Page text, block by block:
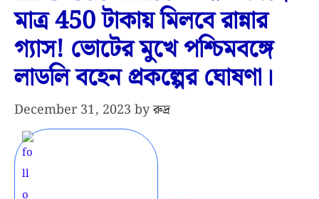
মাত্র 450 টাকায় মিলবে রান্নার
গ্যাস! ভোটের মুখে পশ্চিমবঙ্গে
লাডলি বহেন প্রকল্পের ঘোষণা।
December 31, 2023 byরুদ্র